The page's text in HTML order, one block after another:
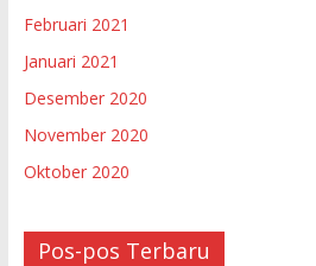
Februari 2021
Januari 2021
Desember 2020
November 2020
Oktober 2020
Pos-pos Terbaru